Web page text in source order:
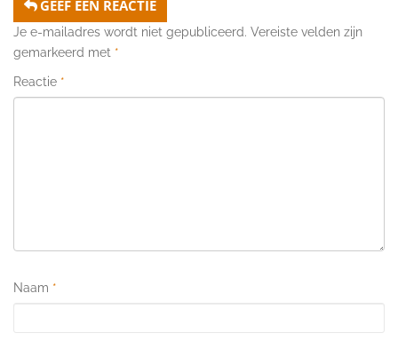
GEEF EEN REACTIE
Je e-mailadres wordt niet gepubliceerd. Vereiste velden zijn
gemarkeerd met *
Reactie *
Naam *